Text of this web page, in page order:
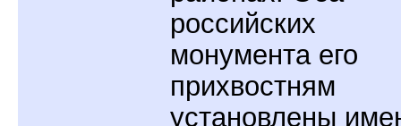
российских
монумента его
прихвостням
установлены